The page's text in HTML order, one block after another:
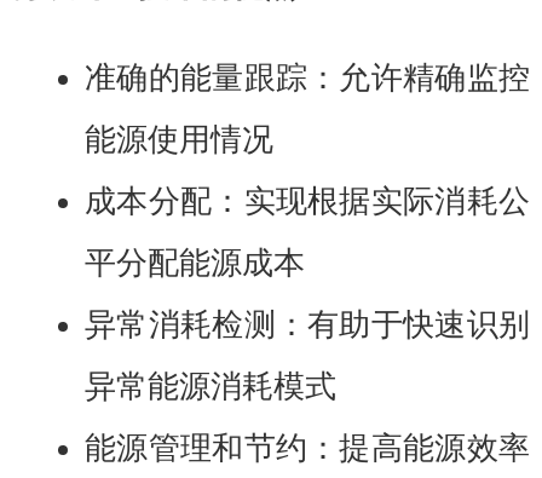
准确的能量跟踪：允许精确监控
能源使用情况
成本分配：实现根据实际消耗公
平分配能源成本
异常消耗检测：有助于快速识别
异常能源消耗模式
能源管理和节约：提高能源效率